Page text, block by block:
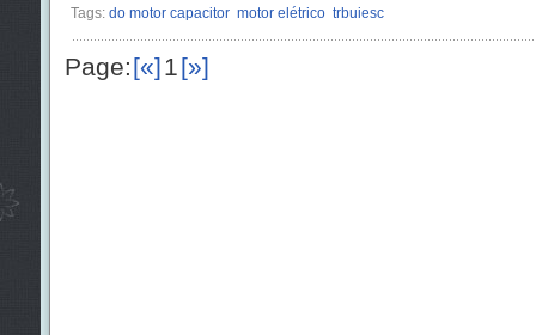
Tags: do motor capacitor motor elétrico trbuiesc
Page:[«]1[»]